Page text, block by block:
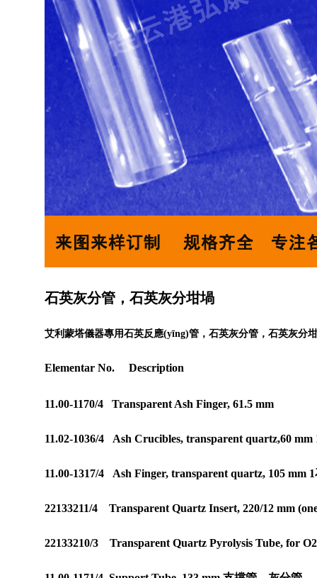
石英灰分管，石英灰分坩堝
艾利蒙塔儀器專用石英反應(yīng)管， 石英灰分管，石英灰分
Elementar No. Description
11.00-1170/4 Transparent Ash Finger, 61.5 mm
11.02-1036/4 Ash Crucibles, transparent quartz,60 mm
11.00-1317/4 Ash Finger, transparent quartz, 105 mm 1
22133211/4 Transparent Quartz Insert, 220/12 mm
22133210/3 Transparent Quartz Pyrolysis Tube, for